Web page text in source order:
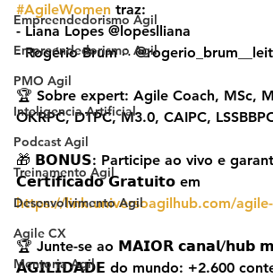
Empreendedorismo Ágil
Empreendedorismo Agil
PMO Agil
Inteligencia Artificial
Podcast Agil
Treinamento Agil
Desenvolvimento Agil
Agile CX
Mentoria Agil
#AgileWomen traz:
- Liana Lopes @lopeslliana
- Rogério Brum ∴
🏆 Sobre expert: Agile Coach, MSc,
OKRPC, DTPC, M3.0, CAIPC,
🎁 𝗕𝗢𝗡𝗨𝗦: Participe ao vivo e
𝗖𝗲𝗿𝘁𝗶𝗳𝗶𝗰𝗮𝗱𝗼 𝗚𝗿𝗮𝘁𝘂𝗶𝘁𝗼 em
https://link.universoagilhub.com/
🏆 Junte-se ao 𝗠𝗔𝗜𝗢𝗥 𝗰𝗮𝗻𝗮𝗹/𝗵𝘂𝗯
𝗔𝗚𝗜𝗟𝗜𝗗𝗔𝗗𝗘 do mundo: +2.600